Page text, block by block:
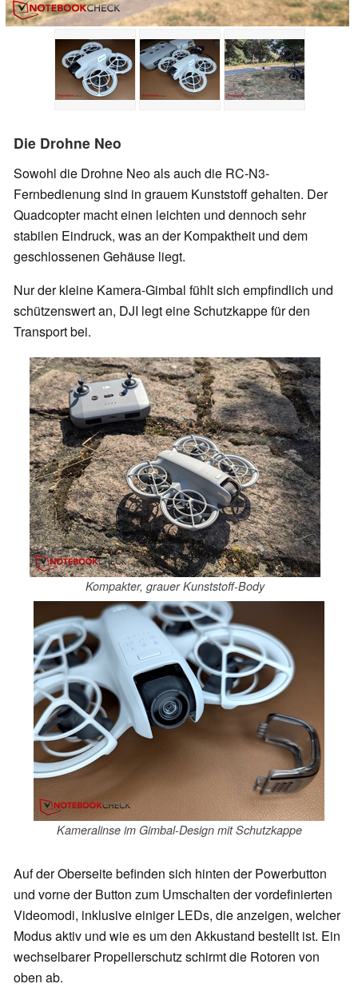
Die Drohne Neo
Sowohl die Drohne Neo als auch die RC-N3-
Fernbedienung sind in grauem Kunststoff gehalten. Der
Quadcopter macht einen leichten und dennoch sehr
stabilen Eindruck, was an der Kompaktheit und dem
geschlossenen Gehäuse liegt.
Nur der kleine Kamera-Gimbal fühlt sich empfindlich und
schützenswert an, DJI legt eine Schutzkappe für den
Transport bei.
Kompakter, grauer Kunststoff-Body
Kameralinse im Gimbal-Design mit Schutzkappe
Auf der Oberseite befinden sich hinten der Powerbutton
und vorne der Button zum Umschalten der vordefinierten
Videomodi, inklusive einiger LEDs, die anzeigen, welcher
Modus aktiv und wie es um den Akkustand bestellt ist. Ein
wechselbarer Propellerschutz schirmt die Rotoren von
oben ab.